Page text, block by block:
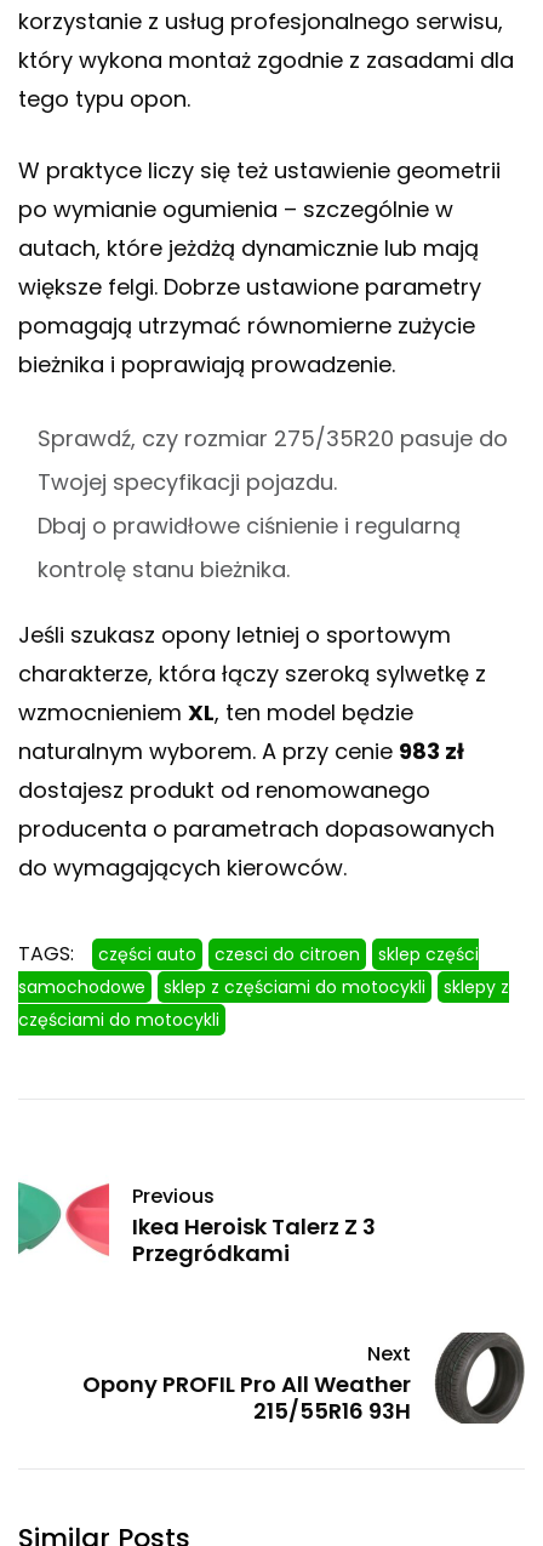
korzystanie z usług profesjonalnego serwisu,
który wykona montaż zgodnie z zasadami dla
tego typu opon.
W praktyce liczy się też ustawienie geometrii
po wymianie ogumienia – szczególnie w
autach, które jeżdżą dynamicznie lub mają
większe felgi. Dobrze ustawione parametry
pomagają utrzymać równomierne zużycie
bieżnika i poprawiają prowadzenie.
Sprawdź, czy rozmiar 275/35R20 pasuje do
Twojej specyfikacji pojazdu.
Dbaj o prawidłowe ciśnienie i regularną
kontrolę stanu bieżnika.
Jeśli szukasz opony letniej o sportowym
charakterze, która łączy szeroką sylwetkę z
wzmocnieniem XL, ten model będzie
naturalnym wyborem. A przy cenie 983 zł
dostajesz produkt od renomowanego
producenta o parametrach dopasowanych
do wymagających kierowców.
TAGS: części auto czesci do citroen
sklep części
samochodowe
sklep z częściami do motocykli
sklepy z
częściami do motocykli
Previous
Ikea Heroisk Talerz Z 3
Przegródkami
Next
Opony PROFIL Pro All Weather
215/55R16 93H
Similar Posts